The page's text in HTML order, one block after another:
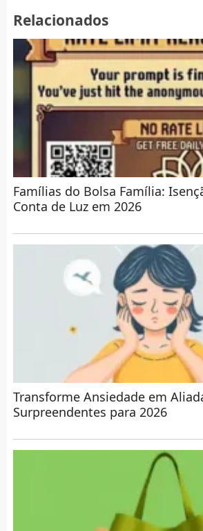
Relacionados
Famílias do Bolsa Família:
Conta de Luz em 2026
Transforme Ansiedade em
Surpreendentes para 2026